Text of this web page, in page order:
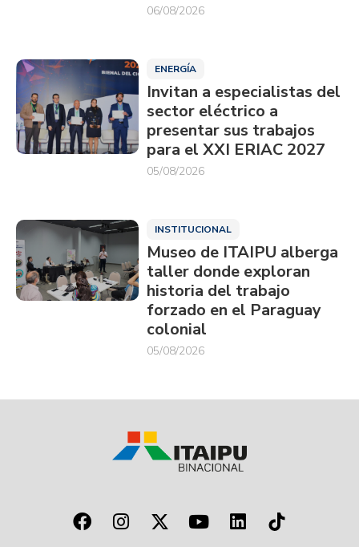
06/08/2026
ENERGÍA
Invitan a especialistas del
sector eléctrico a
presentar sus trabajos
para el XXI ERIAC 2027
05/08/2026
INSTITUCIONAL
Museo de ITAIPU alberga
taller donde exploran
historia del trabajo
forzado en el Paraguay
colonial
05/08/2026